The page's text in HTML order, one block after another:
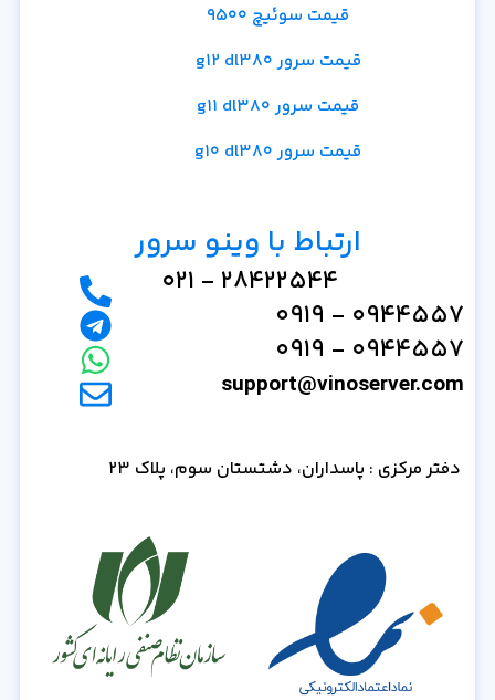
قیمت سوئیچ 9500
قیمت سرور g12 dl380
قیمت سرور g11 dl380
قیمت سرور g10 dl380
ارتباط با وینو سرور
28422544 - 021
0944557 - 0919
0944557 - 0919
support@vinoserver.com
دفتر مرکزی : پاسداران، دشتستان سوم، پلاک 23